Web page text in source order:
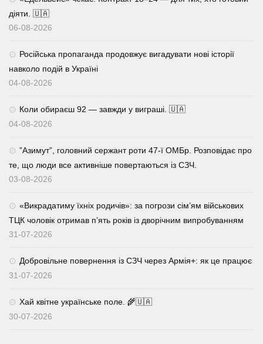
діяти. 🇺🇦
06-08-2026
Російська пропаганда продовжує вигадувати нові історії
навколо подій в Україні
04-08-2026
Коли обираєш 92 — завжди у виграші. 🇺🇦
04-08-2026
⁨”Азимут”, головний сержант роти 47-ї ОМБр. Розповідає про
те, що люди все активніше повертаються із СЗЧ.
03-08-2026
«Викрадатиму їхніх родичів»: за погрози сім’ям військових
ТЦК чоловік отримав п’ять років із дворічним випробуванням
31-07-2026
Добровільне повернення із СЗЧ через Армія+: як це працює
31-07-2026
Хай квітне українське поле. 🌾🇺🇦
30-07-2026